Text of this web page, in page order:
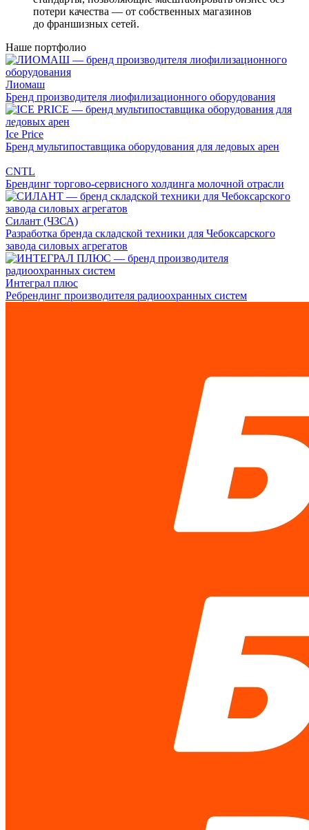
потери качества — от собственных магазинов
до франшизных сетей.
Наше портфолио
Лиомаш
Бренд производителя лиофилизационного оборудования
Ice Price
Бренд мультипоставщика оборудования для ледовых арен
CNTL
Брендинг торгово-сервисного холдинга молочной отрасли
Силант (ЧЗСА)
Разработка бренда складской техники для Чебоксарского
завода силовых агрегатов
Интеграл плюс
Ребрендинг производителя радиоохранных систем